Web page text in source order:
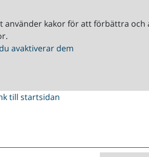
använder kakor för att förbättra och
avaktiverar dem